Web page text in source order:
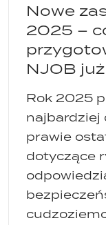
Nowe
2025 –
NJOB
Rok 2025
najbardziej
prawie
dotyczące